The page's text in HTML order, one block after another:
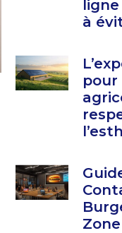
à
pour
Zone